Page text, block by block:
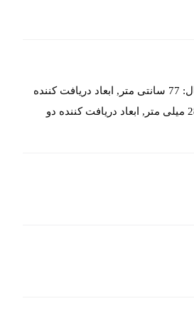
طول گوشی مدل نوزاد: 76 میلی متر, طول گوشی مدل اطفال: 76.5 سانتی متر, طول گوشی مدل بزرگسال: 77 سانتی متر, ابعاد دریافت کننده
دو طرفه صدا در مدل بزرگسال: 48 و 36 میلی متر, ابعاد دریافت کننده دو طرفه صدا در مدل اطفال: 36 و 28 میلی متر, ابعاد دریافت کننده دو